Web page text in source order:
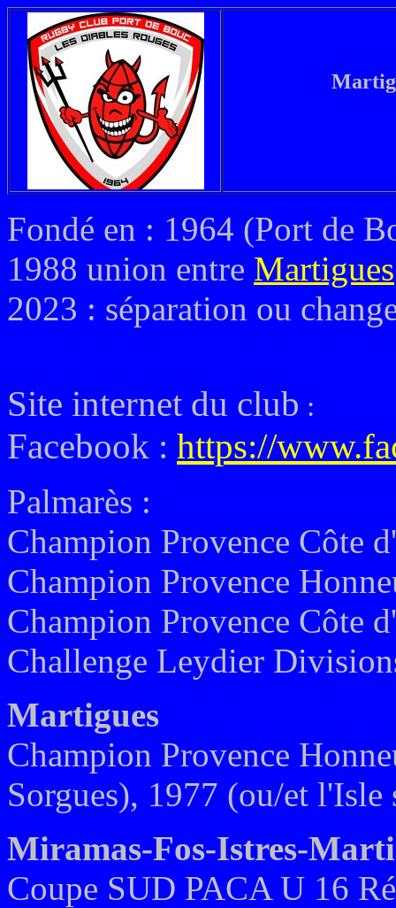
Fondé en : 1964 (Port de
1988 union entre Martigues
2023 : séparation ou
Site internet du club :
Facebook : https://
Palmarès :
Champion Provence Côte
Champion Provence
Champion Provence Côte
Challenge Leydier
Martigues
Champion Provence
Sorgues), 1977 (ou/et l'Isle
Miramas-Fos-Istres-
Coupe SUD PACA U 16